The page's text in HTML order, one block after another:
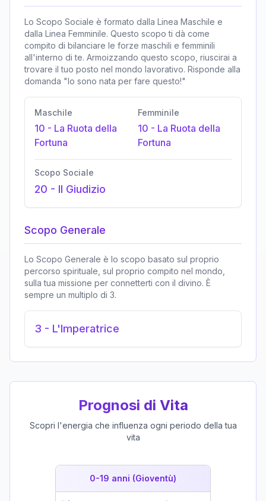
Lo Scopo Sociale è formato dalla Linea Maschile e
dalla Linea Femminile. Questo scopo ti dà come
compito di bilanciare le forze maschili e femminili
all'interno di te. Armoizzando questo scopo, riuscirai a
trovare il tuo posto nel mondo lavorativo. Risponde alla
domanda "Io sono nata per fare questo!"
Maschile
10 - La Ruota della
Fortuna
Femminile
10 - La Ruota della
Fortuna
Scopo Sociale
20 - Il Giudizio
Scopo Generale
Lo Scopo Generale è lo scopo basato sul proprio
percorso spirituale, sul proprio compito nel mondo,
sulla tua missione per connetterti con il divino. È
sempre un multiplo di 3.
3 - L'Imperatrice
Prognosi di Vita
Scopri l'energia che influenza ogni periodo della tua
vita
0-19 anni (Gioventù)